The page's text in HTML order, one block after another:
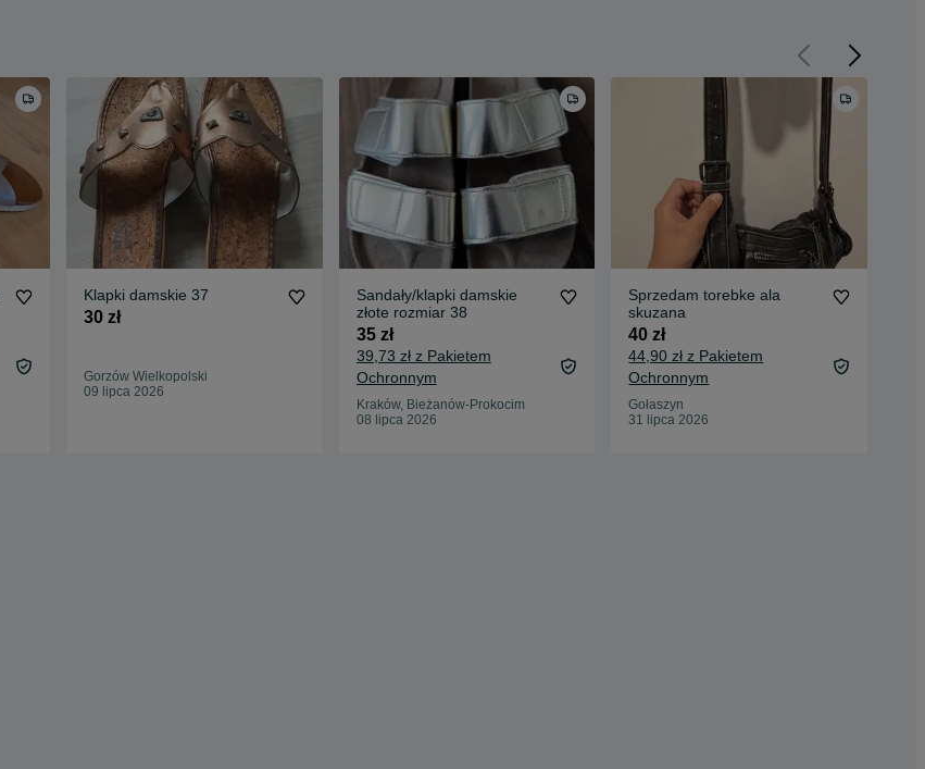
Klapki damskie 37
30 zł
Gorzów Wielkopolski
09 lipca 2026
Sandały/klapki damskie
złote rozmiar 38
35 zł
39,73 zł z Pakietem
Ochronnym
Kraków, Bieżanów-Prokocim
08 lipca 2026
Sprzedam torebke ala
skuzana
40 zł
44,90 zł z Pakietem
Ochronnym
Gołaszyn
31 lipca 2026